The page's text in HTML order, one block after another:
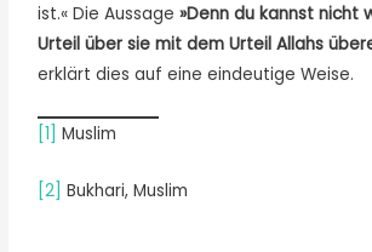
ist.« Die Aussage»Denn du kannst nicht
Urteil über sie mit dem Urteil Allahs
erklärt dies auf eine eindeutige Weise.
[1] Muslim
[2] Bukhari, Muslim